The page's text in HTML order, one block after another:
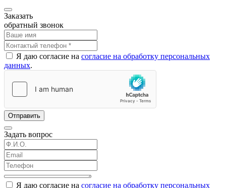
Заказать
обратный звонок
Я даю согласие на согласие на обработку персональных
данных.
Отправить
Задать вопрос
Я даю согласие на согласие на обработку персональных